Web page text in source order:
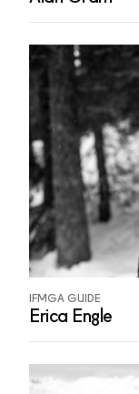
IFMGA GUIDE
Erica Engle